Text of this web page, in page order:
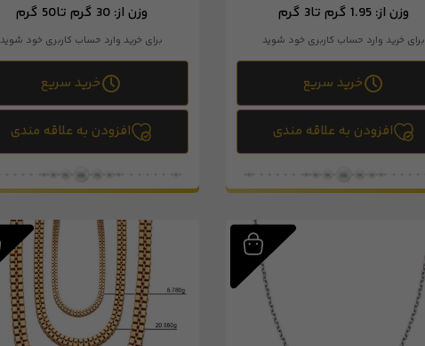
وزن از: 1.95 گرم تا 3 گرم
برای خرید وارد حساب کاربری خود شوید
خرید سریع
افزودن به علاقه مندی
وزن از:30 گرم تا 50 گرم
برای خرید وارد حساب کاربری خود شوید
خرید سریع
افزودن به علاقه مندی